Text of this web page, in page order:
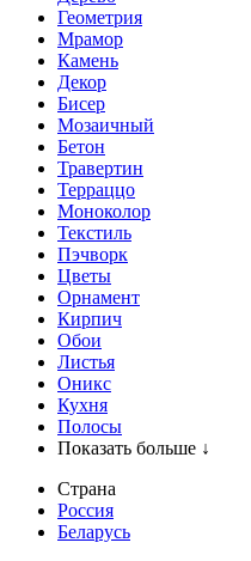
Геометрия
Мрамор
Камень
Декор
Бисер
Мозаичный
Бетон
Травертин
Терраццо
Моноколор
Текстиль
Пэчворк
Цветы
Орнамент
Кирпич
Обои
Листья
Оникс
Кухня
Полосы
Показать больше ↓
Страна
Россия
Беларусь